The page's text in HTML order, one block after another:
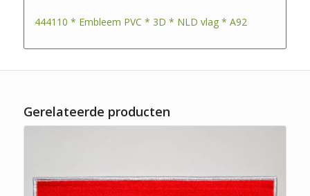
444110 * Embleem PVC * 3D * NLD vlag * A92
Gerelateerde producten